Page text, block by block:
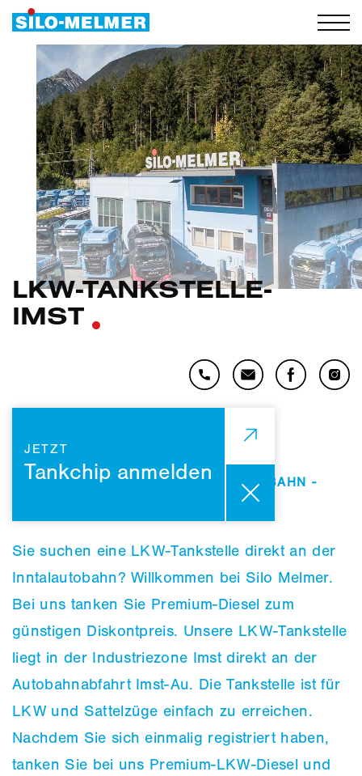
LKW-TANKSTELLE-
IMST
JETZT
Tankchip anmelden
LKW TANKSTELLE A12 INNTALAUTOBAHN -
Sie suchen eine LKW-Tankstelle direkt an der
Inntalautobahn? Willkommen bei Silo Melmer.
Bei uns tanken Sie Premium-Diesel zum
günstigen Diskontpreis. Unsere LKW-Tankstelle
liegt in der Industriezone Imst direkt an der
Autobahnabfahrt Imst-Au. Die Tankstelle ist für
LKW und Sattelzüge einfach zu erreichen.
Nachdem Sie sich einmalig registriert haben,
tanken Sie bei uns Premium-LKW-Diesel und